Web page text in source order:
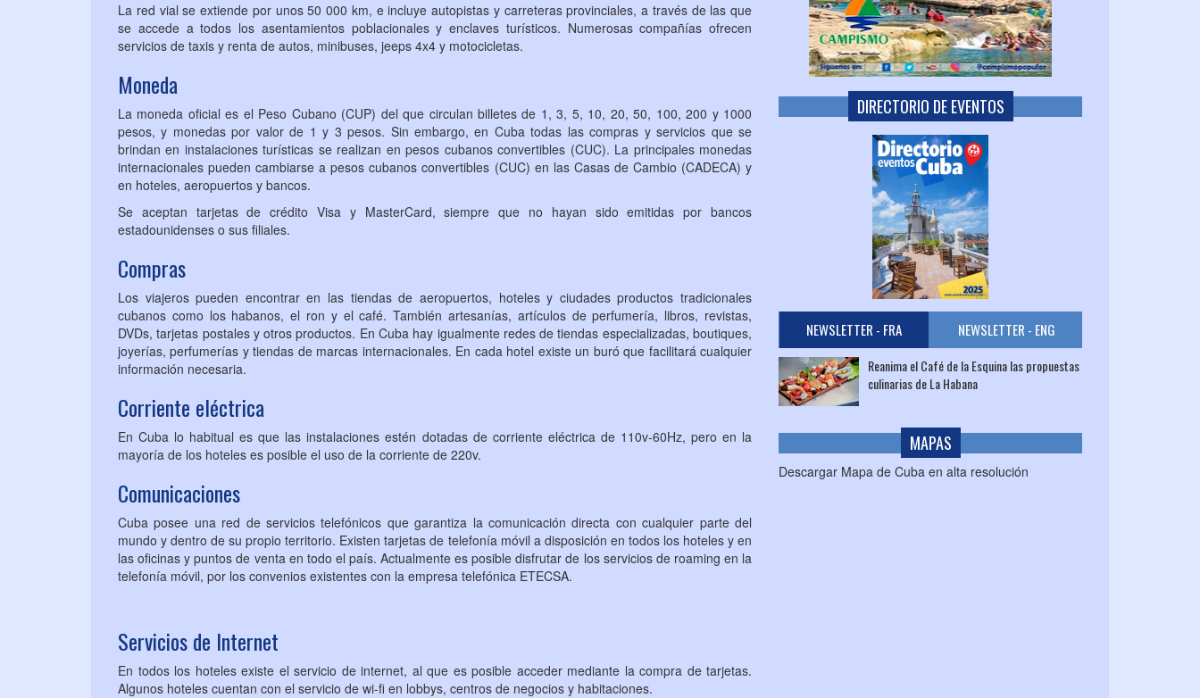
La red vial se extiende por unos 50 000 km, e incluye autopistas y carreteras provinciales, a través de las que
se accede a todos los asentamientos poblacionales y enclaves turísticos. Numerosas compañías ofrecen
servicios de taxis y renta de autos, minibuses, jeeps 4x4 y motocicletas.
Moneda
La moneda oficial es el Peso Cubano (CUP) del que circulan billetes de 1, 3, 5, 10, 20, 50, 100, 200 y 1000
pesos, y monedas por valor de 1 y 3 pesos. Sin embargo, en Cuba todas las compras y servicios que se
brindan en instalaciones turísticas se realizan en pesos cubanos convertibles (CUC). La principales monedas
internacionales pueden cambiarse a pesos cubanos convertibles (CUC) en las Casas de Cambio (CADECA) y
en hoteles, aeropuertos y bancos.
Se aceptan tarjetas de crédito Visa y MasterCard, siempre que no hayan sido emitidas por bancos
estadounidenses o sus filiales.
Compras
Los viajeros pueden encontrar en las tiendas de aeropuertos, hoteles y ciudades productos tradicionales
cubanos como los habanos, el ron y el café. También artesanías, artículos de perfumería, libros, revistas,
DVDs, tarjetas postales y otros productos. En Cuba hay igualmente redes de tiendas especializadas, boutiques,
joyerías, perfumerías y tiendas de marcas internacionales. En cada hotel existe un buró que facilitará cualquier
información necesaria.
Corriente eléctrica
En Cuba lo habitual es que las instalaciones estén dotadas de corriente eléctrica de 110v-60Hz, pero en la
mayoría de los hoteles es posible el uso de la corriente de 220v.
Comunicaciones
Cuba posee una red de servicios telefónicos que garantiza la comunicación directa con cualquier parte del
mundo y dentro de su propio territorio. Existen tarjetas de telefonía móvil a disposición en todos los hoteles y en
las oficinas y puntos de venta en todo el país. Actualmente es posible disfrutar de los servicios de roaming en la
telefonía móvil, por los convenios existentes con la empresa telefónica ETECSA.
Servicios de Internet
En todos los hoteles existe el servicio de internet, al que es posible acceder mediante la compra de tarjetas.
Algunos hoteles cuentan con el servicio de wi-fi en lobbys, centros de negocios y habitaciones.
DIRECTORIO DE EVENTOS
NEWSLETTER - FRA NEWSLETTER - ENG
Reanima el Café de la Esquina las propuestas
culinarias de La Habana
MAPAS
Descargar Mapa de Cuba en alta resolución